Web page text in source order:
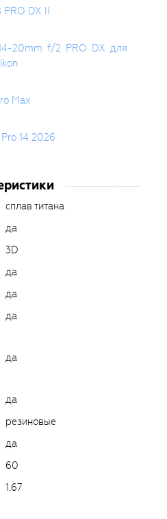
PRO DX II
20mm f/2 PRO DX для
Max
14 2026
сплав титана
да
3D
да
да
да
да
да
резиновые
да
60
1.67